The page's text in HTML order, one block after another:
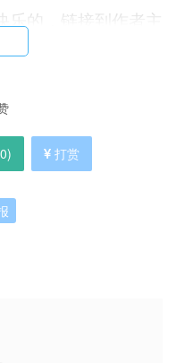
的，链接到作者主
，一层一层。。。
share
，想体验抄袭者的嚣
0) 打赏